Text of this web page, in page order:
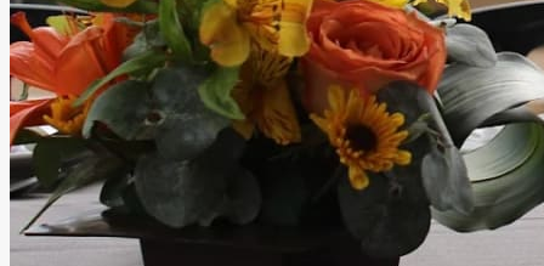
La Valentina Jardín de
Eventos
Tepic, Nayarit Jardín
Información